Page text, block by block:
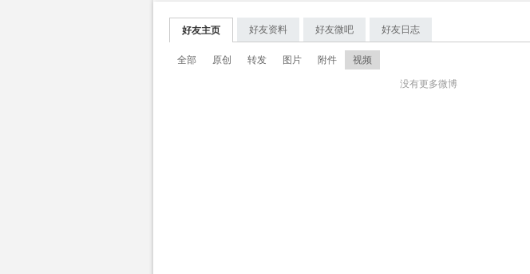
好友主页 好友资料 好友微吧 好友日志
全部 原创 转发 图片 附件 视频
没有更多微博